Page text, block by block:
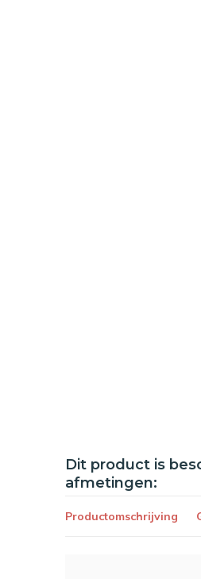
Dit product is
afmetingen:
Productomschrijving